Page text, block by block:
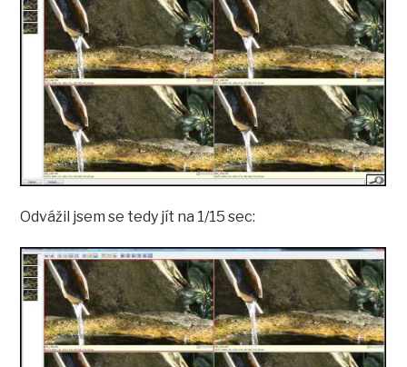
Odvážil jsem se tedy jít na 1/15 sec: